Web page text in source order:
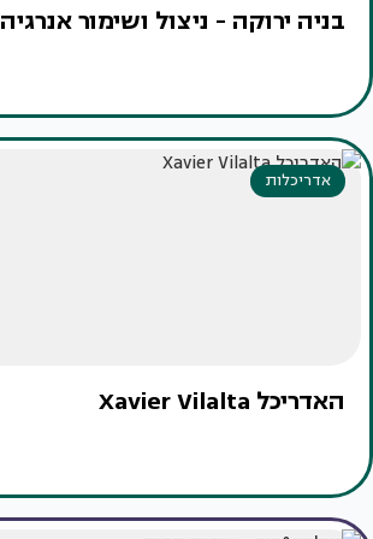
בניה ירוקה - ניצול ושימור אנרגיה
אדריכלות
האדריכל Xavier Vilalta